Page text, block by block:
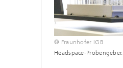
© Fraunhofer IGB
Headspace-Probengeber.